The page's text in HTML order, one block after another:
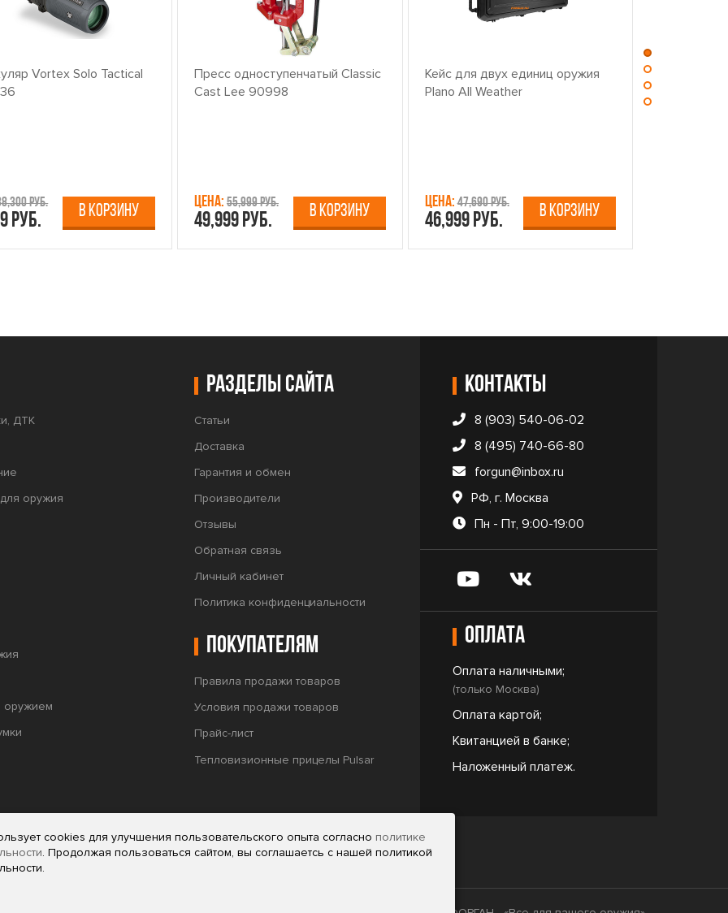
Vortex Solo Tactical
руб.
руб. В КОРЗИНУ
Пресс одноступенчатый Classic
Cast Lee 90998
Цена: 55,999 руб.
49,999 руб. В КОРЗИНУ
Кейс для двух единиц оружия
Plano All Weather
Цена:47,690 руб.
46,999 руб. В КОРЗИНУ
Контакты
8 (903) 540-06-02
8 (495) 740-66-80
forgun@inbox.ru
РФ, г. Москва
Пн - Пт, 9:00-19:00
Оплата
Оплата наличными;
(только Москва)
Оплата картой;
Квитанцией в банке;
Наложенный платеж.
ДТК
оружия
оружием
Разделы сайта
Статьи
Доставка
Гарантия и обмен
Производители
Отзывы
Обратная связь
Личный кабинет
Политика конфиденциальности
Покупателям
Правила продажи товаров
Условия продажи товаров
Прайс-лист
Тепловизионные прицелы Pulsar
cookies для улучшения пользовательского опыта согласно политике
. Продолжая пользоваться сайтом, вы соглашаетсь с нашей политикой